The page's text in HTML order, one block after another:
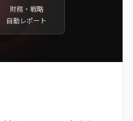
財務・戦略
自動レポート